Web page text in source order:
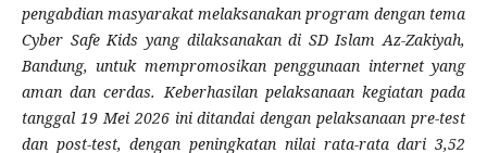
pengabdian masyarakat melaksanakan program dengan tema
Cyber Safe Kids yang dilaksanakan di SD Islam Az-Zakiyah,
Bandung, untuk mempromosikan penggunaan internet yang
aman dan cerdas. Keberhasilan pelaksanaan kegiatan pada
tanggal 19 Mei 2026 ini ditandai dengan pelaksanaan pre-test
dan post-test, dengan peningkatan nilai rata-rata dari 3,52